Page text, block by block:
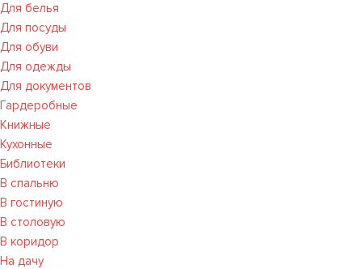
Для белья
Для посуды
Для обуви
Для одежды
Для документов
Гардеробные
Книжные
Кухонные
Библиотеки
В спальню
В гостиную
В столовую
В коридор
На дачу